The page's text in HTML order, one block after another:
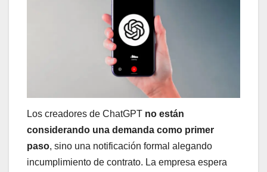
Los creadores de ChatGPT no están
considerando una demanda como primer
paso, sino una notificación formal alegando
incumplimiento de contrato. La empresa espera